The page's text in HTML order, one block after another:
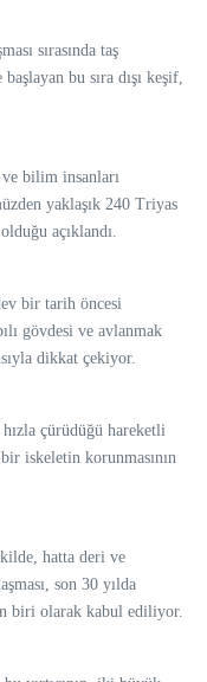
sırasında taş
bu sıra dışı keşif,
ve bilim insanları
yaklaşık 240 Triyas
açıklandı.
bir tarih öncesi
gövdesi ve avlanmak
dikkat çekiyor.
çürüdüğü hareketli
iskeletin korunmasının
hatta deri ve
son 30 yılda
biri olarak kabul ediliyor.